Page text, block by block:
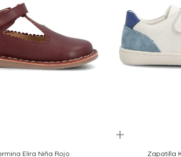
Elira Niña Rojo
Quickview
Zapatilla